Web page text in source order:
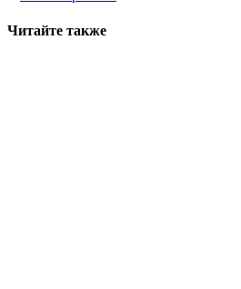
Читайте также